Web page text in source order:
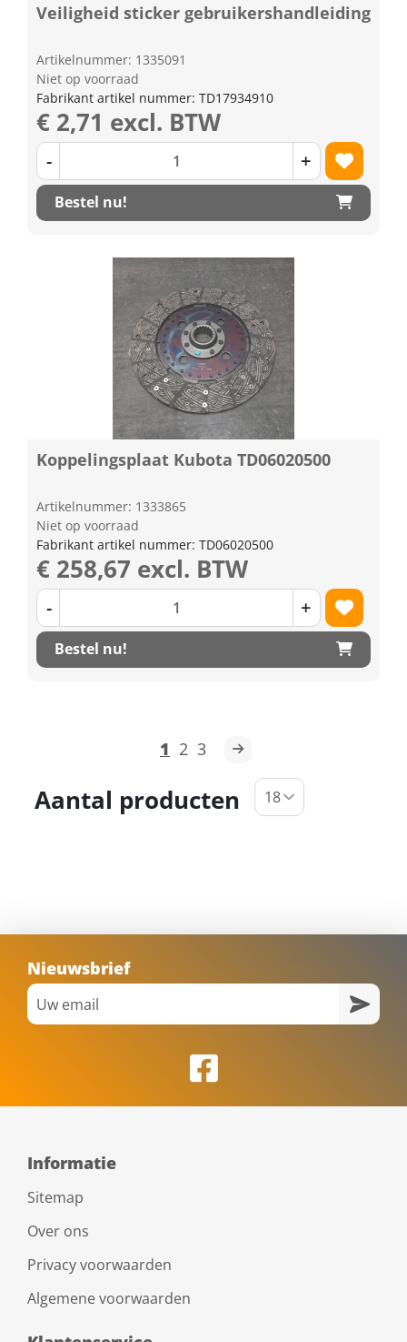
Veiligheid sticker gebruikershandleiding
Artikelnummer: 1335091
Niet op voorraad
Fabrikant artikel nummer: TD17934910
€ 2,71 excl. BTW
- +
Bestel nu!
Koppelingsplaat Kubota TD06020500
Artikelnummer: 1333865
Niet op voorraad
Fabrikant artikel nummer: TD06020500
€ 258,67 excl. BTW
- +
Bestel nu!
1 2 3
Aantal producten
Nieuwsbrief
Informatie
Sitemap
Over ons
Privacy voorwaarden
Algemene voorwaarden